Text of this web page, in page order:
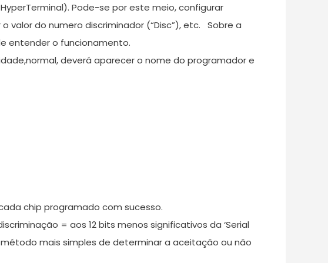
Pode-se por este meio, configurar
valor do numero discriminador (“Disc”), etc. Sobre a
entender o funcionamento.
deverá aparecer o nome do programador e
chip programado com sucesso.
= aos 12 bits menos significativos da ‘Serial
mais simples de determinar a aceitação ou não